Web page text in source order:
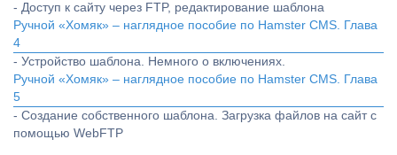
- Доступ к сайту через FTP, редактирование шаблона
Ручной «Хомяк» – наглядное пособие по Hamster CMS. Глава
4
- Устройство шаблона. Немного о включениях.
Ручной «Хомяк» – наглядное пособие по Hamster CMS. Глава
5
- Создание собственного шаблона. Загрузка файлов на сайт с
помощью WebFTP